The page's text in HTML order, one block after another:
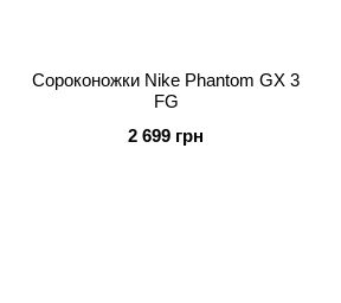
Сороконожки Nike Phantom GX 3
FG
2 699 грн